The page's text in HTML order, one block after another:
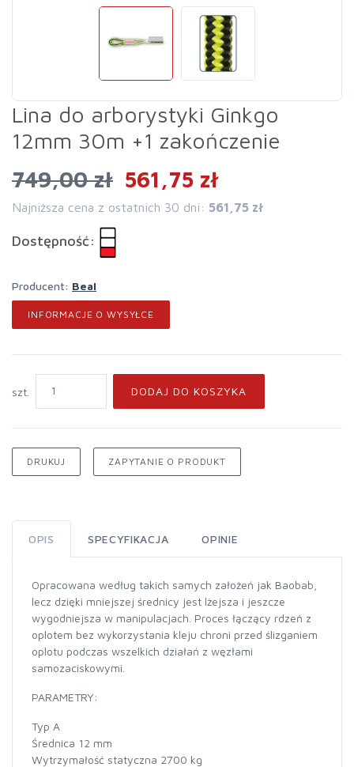
Lina do arborystyki Ginkgo
12mm 30m +1 zakończenie
749,00 zł 561,75 zł
Najniższa cena z ostatnich 30 dni: 561,75 zł
Dostępność:
Producent: Beal
INFORMACJE O WYSYŁCE
szt. DODAJ DO KOSZYKA
DRUKUJ ZAPYTANIE O PRODUKT
OPIS SPECYFIKACJA OPINIE
Opracowana według takich samych założeń jak Baobab,
lecz dzięki mniejszej średnicy jest lżejsza i jeszcze
wygodniejsza w manipulacjach. Proces łączący rdzeń z
oplotem bez wykorzystania kleju chroni przed ślizganiem
oplotu podczas wszelkich działań z węzłami
samozaciskowymi.
PARAMETRY:
Typ A
Średnica 12 mm
Wytrzymałość statyczna 2700 kg